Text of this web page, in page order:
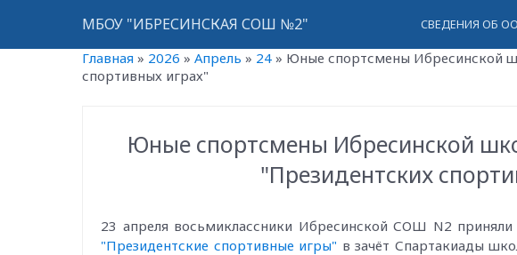
МБОУ "ИБРЕСИНСКАЯ СОШ №2" СВЕДЕНИЯ ОБ ОО
Главная » 2026 » Апрель » 24 » Юные спортсмены Ибресинской
спортивных играх"
Юные спортсмены Ибресинской
"Президентских
23 апреля восьмиклассники Ибресинской СОШ N2 приняли
"Президентские спортивные игры" в зачёт Спартакиады